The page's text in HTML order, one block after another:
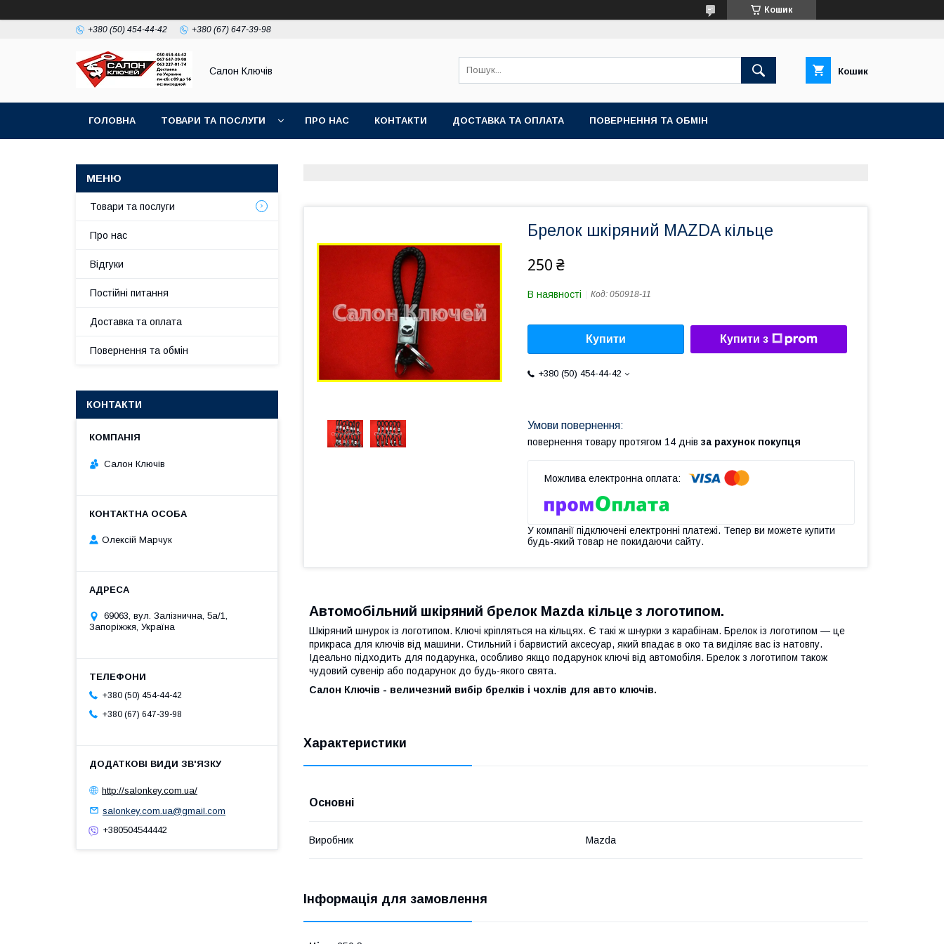
Кошик
+380 (50) 454-44-42 +380 (67) 647-39-98
Салон Ключів Кошик
ГОЛОВНА ТОВАРИ ТА ПОСЛУГИ ПРО НАС КОНТАКТИ ДОСТАВКА ТА ОПЛАТА ПОВЕРНЕННЯ ТА ОБМІН
Брелок шкіряний MAZDA кільце
250 ₴
В наявності Код: 050918-11
Купити Купити з
+380 (50) 454-44-42
повернення товару протягом 14 днів за рахунок покупця
У компанії підключені електронні платежі. Тепер ви можете купити
будь-який товар не покидаючи сайту.
Автомобільний шкіряний брелок Mazda кільце з логотипом.
Шкіряний шнурок із логотипом. Ключі кріпляться на кільцях. Є такі ж шнурки з карабінам. Брелок із логотипом — це
прикраса для ключів від машини. Стильний і барвистий аксесуар, який впадає в око та виділяє вас із натовпу.
Ідеально підходить для подарунка, особливо якщо подарунок ключі від автомобіля. Брелок з логотипом також
чудовий сувенір або подарунок до будь-якого свята.
Салон Ключів - величезний вибір брелків і чохлів для авто ключів.
Характеристики
Основні
Виробник Mazda
Інформація для замовлення
Товари та послуги
Про нас
Відгуки
Постійні питання
Доставка та оплата
Повернення та обмін
КОНТАКТИ
Салон Ключів
Олексій Марчук
69063, вул. Залізнична, 5а/1,
Запоріжжя, Україна
+380 (50) 454-44-42
+380 (67) 647-39-98
http://salonkey.com.ua/
salonkey.com.ua@gmail.com
+380504544442